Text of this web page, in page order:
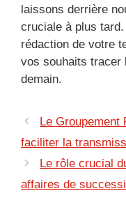
laissons derrière
cruciale à plus
rédaction de votre
vos souhaits tracer
demain.
Le
faciliter la
Le rôle crucial
affaires de